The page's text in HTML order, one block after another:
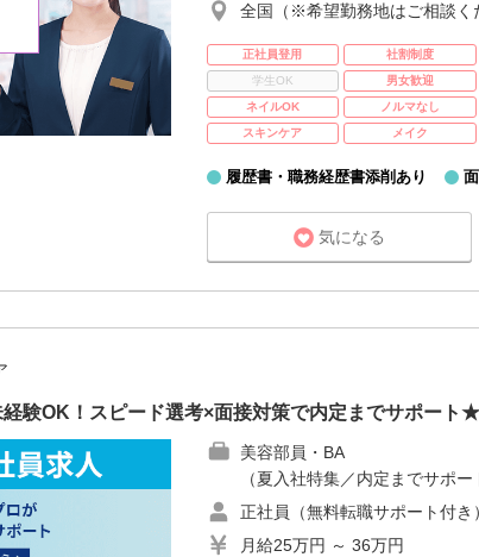
全国（※希望勤務地はご相談く
正社員登用 社割制度
学生OK
男女歓迎
ネイルOK
ノルマなし
スキンケア
メイク
履歴書・職務経歴書添削あり
気になる
験OK！スピード選考×面接対策で内定までサポート
美容部員・BA
（夏入社特集／内定までサポ
正社員（無料転職サポート付き）
月給25万円 ～ 36万円